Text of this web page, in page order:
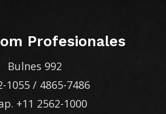
Profesionales
Bulnes 992
1055 / 4865-7486
+11 2562-1000